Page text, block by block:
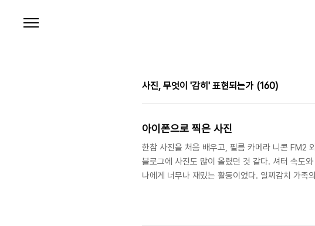
사진, 무엇이 '감히' 표현되는가 (160)
아이폰으로 찍은 사진
한참 사진을 처음 배우고, 필름 카메라 니콘 FM2
블로그에 사진도 많이 올렸던 것 같다. 셔터 속도
나에게 너무나 재밌는 활동이었다. 일찌감치 가족